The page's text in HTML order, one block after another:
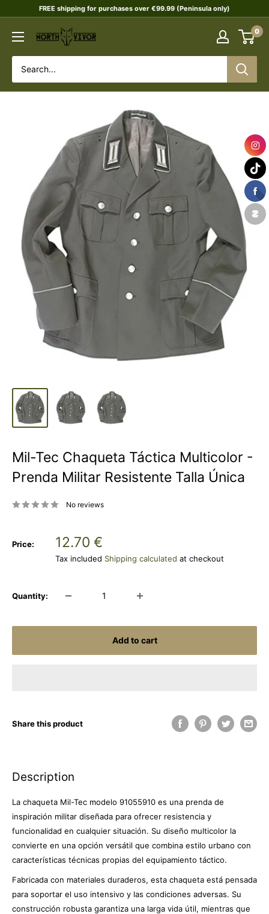
content
FREE shipping for purchases over €99.99 (Peninsula only)
NORTHVIVOR 0
Mil-Tec Chaqueta Táctica Multicolor -
Prenda Militar Resistente Talla Única
No reviews
Price:
Sale
price
12.70 €
Tax included Shipping calculated at checkout
Quantity:
Add to cart
Share this product
Description
La chaqueta Mil-Tec modelo 91055910 es una prenda de
inspiración militar diseñada para ofrecer resistencia y
funcionalidad en cualquier situación. Su diseño multicolor la
convierte en una opción versátil que combina estilo urbano con
características técnicas propias del equipamiento táctico.
Fabricada con materiales duraderos, esta chaqueta está pensada
para soportar el uso intensivo y las condiciones adversas. Su
construcción robusta garantiza una larga vida útil, mientras que